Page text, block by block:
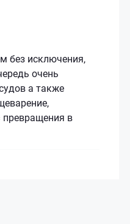
без исключения,
очень
а также
в